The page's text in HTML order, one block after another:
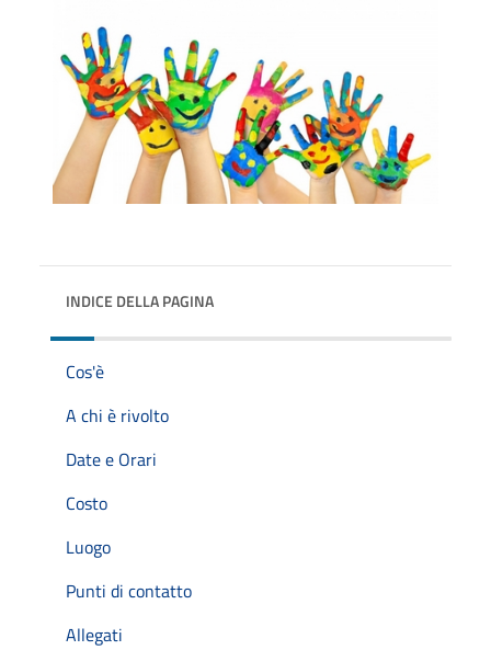
INDICE DELLA PAGINA
Cos'è
A chi è rivolto
Date e Orari
Costo
Luogo
Punti di contatto
Allegati